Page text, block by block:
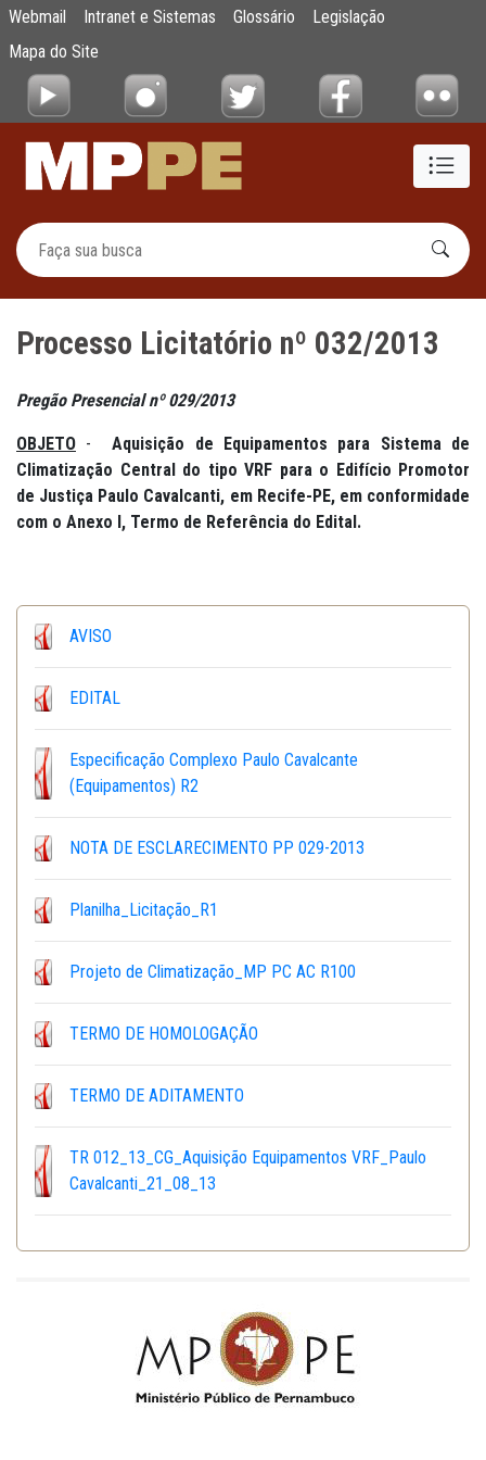
Pular para o Conteúdo principal
Processo Licitatório nº 032/2013
Webmail Intranet e Sistemas Glossário
Legislação
Mapa do Site
Processo Licitatório nº 032/2013
Pregão Presencial nº 029/2013
OBJETO -Aquisição de Equipamentos para Sistema de
Climatização Central do tipo VRF para o Edifício Promotor
de Justiça Paulo Cavalcanti, em Recife-PE, em conformidade
com o Anexo I, Termo de Referência do Edital.
AVISO
EDITAL
Especificação Complexo Paulo Cavalcante
(Equipamentos) R2
NOTA DE ESCLARECIMENTO PP 029-2013
Planilha_Licitação_R1
Projeto de Climatização_MP PC AC R100
TERMO DE HOMOLOGAÇÃO
TERMO DE ADITAMENTO
TR 012_13_CG_Aquisição Equipamentos VRF_Paulo
Cavalcanti_21_08_13